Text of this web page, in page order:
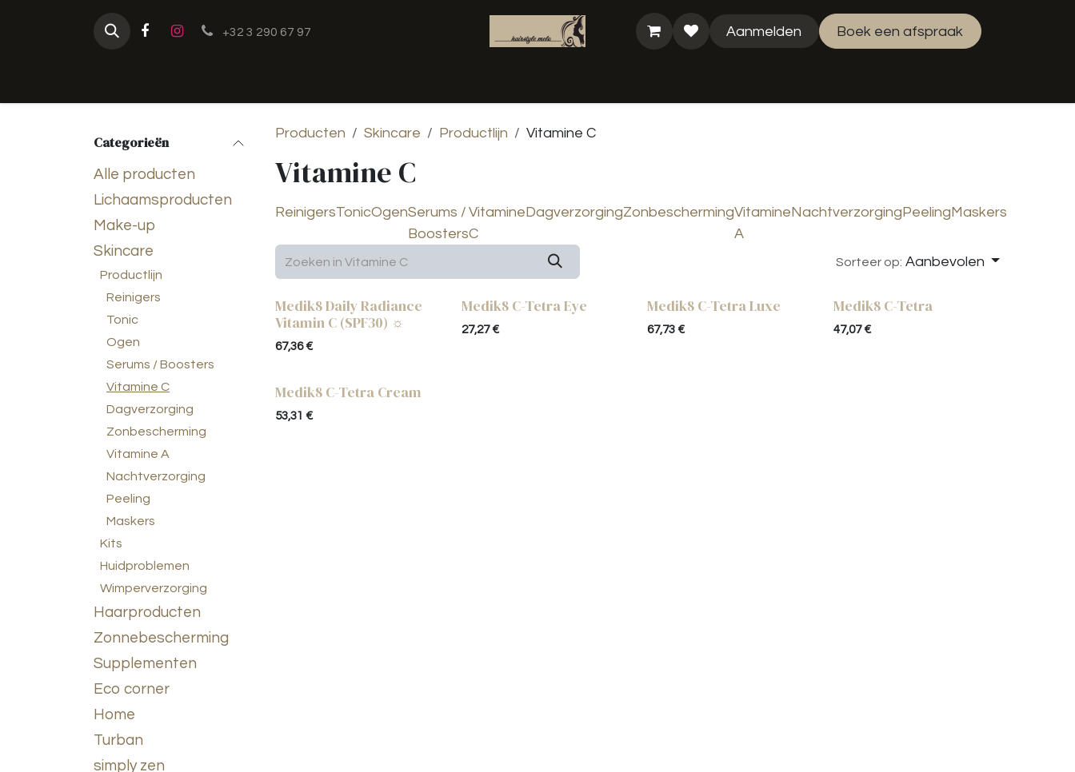
+32 3 290 67 97
Aanmelden Boek een afspraak
Categorieën
Alle producten
Lichaamsproducten
Make-up
Skincare
Productlijn
Reinigers
Tonic
Ogen
Serums / Boosters
Vitamine C
Dagverzorging
Zonbescherming
Vitamine A
Nachtverzorging
Peeling
Maskers
Kits
Huidproblemen
Wimperverzorging
Haarproducten
Zonnebescherming
Supplementen
Eco corner
Home
Turban
simply zen
Producten Skincare Productlijn Vitamine C
Vitamine C
ReinigersTonicOgenSerums /
Boosters
Vitamine
C
DagverzorgingZonbeschermingVitamine
A
NachtverzorgingPeelingMaskers
Sorteer op: Aanbevolen
Medik8 Daily Radiance
Vitamin C (SPF30) ☼
67,36€
Medik8 C-Tetra Eye
27,27€
Medik8 C-Tetra Luxe
67,73 €
Medik8 C-Tetra
47,07€
Medik8 C-Tetra Cream
53,31 €